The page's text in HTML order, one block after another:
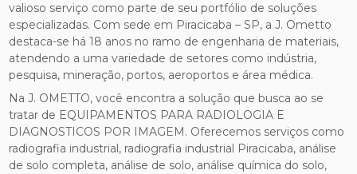
valioso serviço como parte de seu portfólio de soluções
especializadas. Com sede em Piracicaba – SP, a J. Ometto
destaca-se há 18 anos no ramo de engenharia de materiais,
atendendo a uma variedade de setores como indústria,
pesquisa, mineração, portos, aeroportos e área médica.
Na J. OMETTO, você encontra a solução que busca ao se
tratar de EQUIPAMENTOS PARA RADIOLOGIA E
DIAGNOSTICOS POR IMAGEM. Oferecemos serviços como
radiografia industrial, radiografia industrial Piracicaba, análise
de solo completa, análise de solo, análise química do solo,